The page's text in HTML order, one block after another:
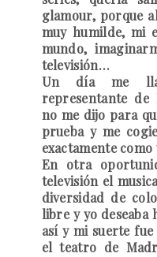
glamour, porque
muy humilde, mi
mundo,
televisión…
Un día me
representante
no me dijo para
prueba y me
exactamente como
En otra
televisión el
diversidad de
libre y yo deseaba
así y mi suerte
el teatro de